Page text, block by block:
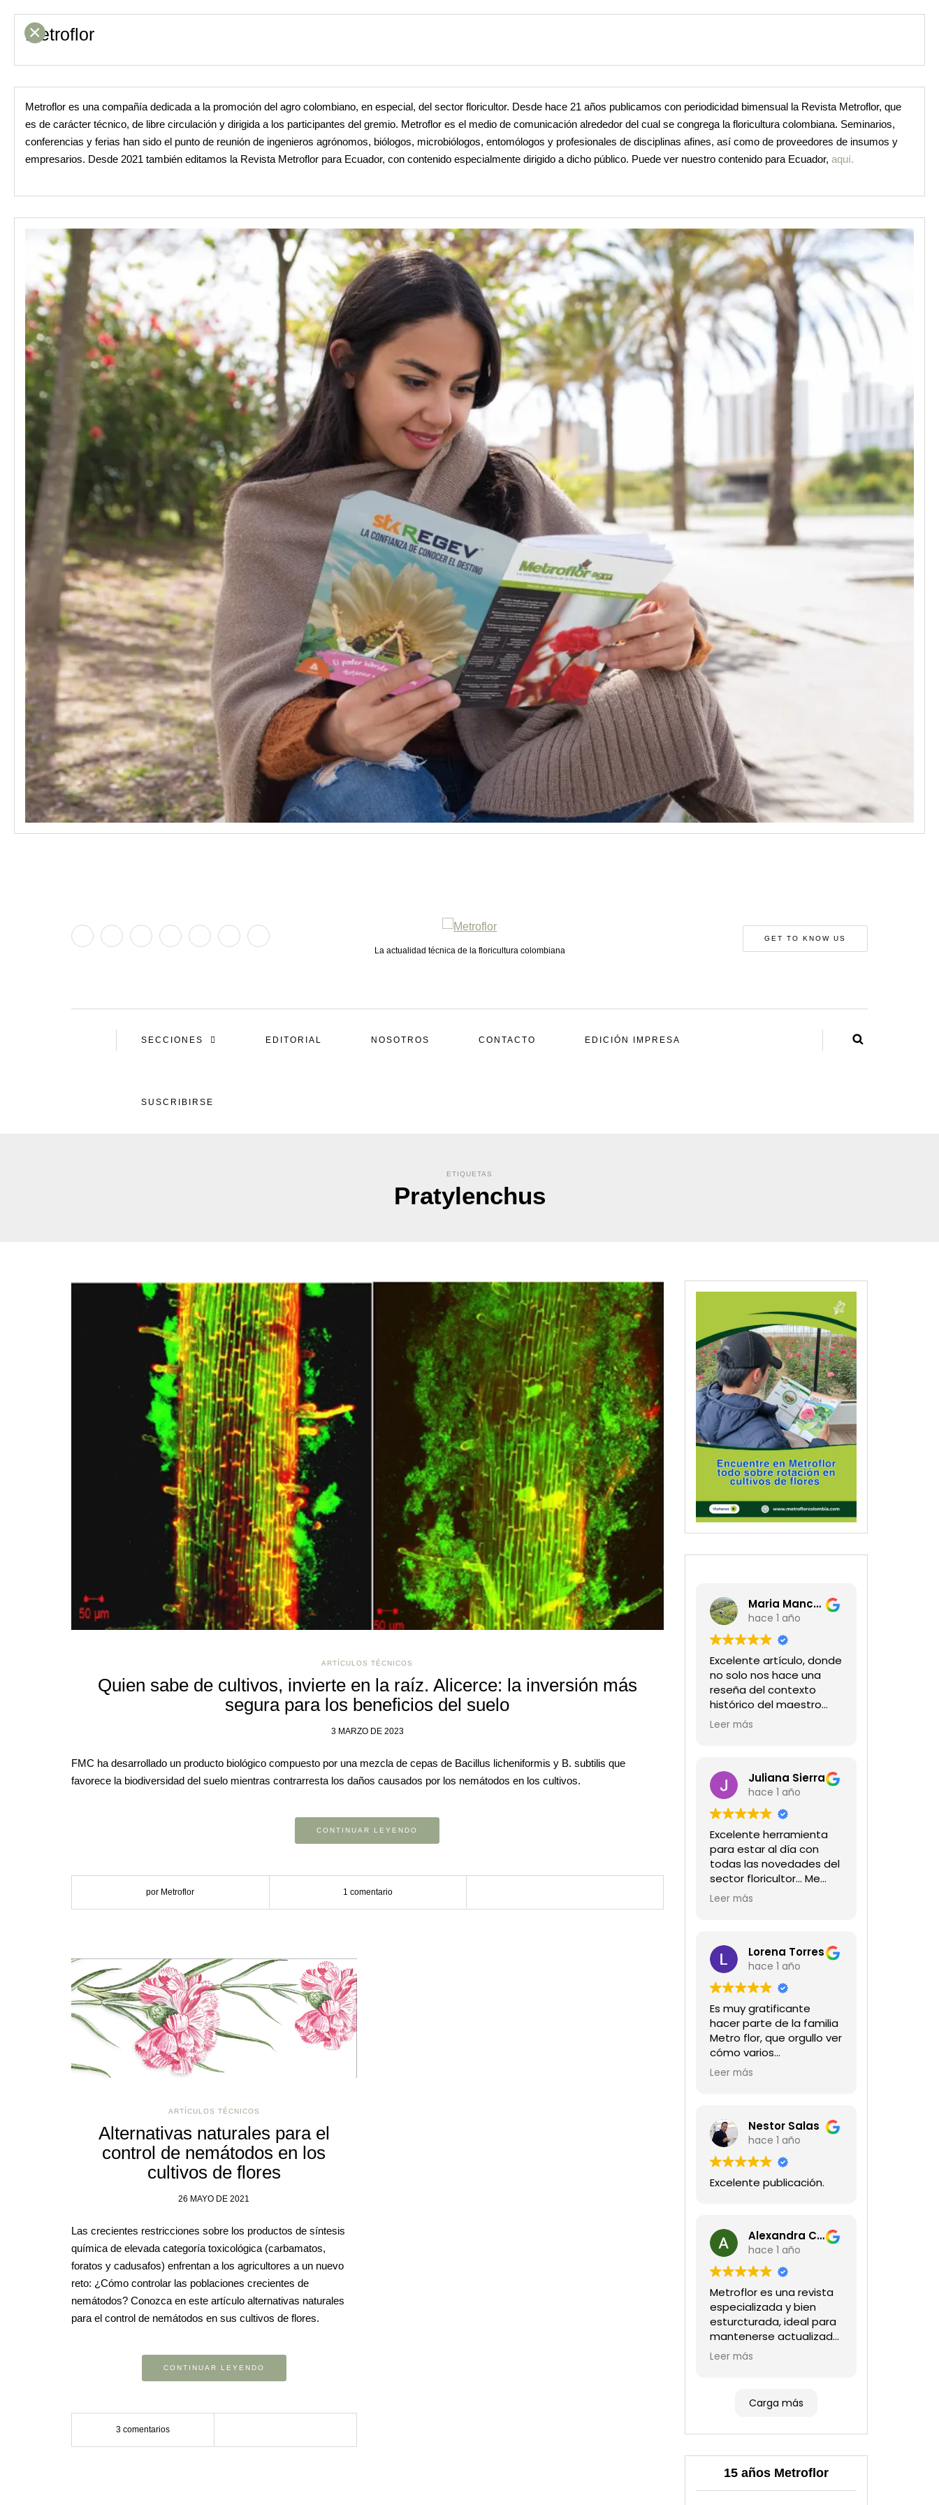
×
Metroflor
Metroflor es una compañía dedicada a la promoción del agro colombiano, en especial, del sector floricultor. Desde hace 21 años publicamos con periodicidad bimensual la Revista Metroflor, que
es de carácter técnico, de libre circulación y dirigida a los participantes del gremio. Metroflor es el medio de comunicación alrededor del cual se congrega la floricultura colombiana. Seminarios,
conferencias y ferias han sido el punto de reunión de ingenieros agrónomos, biólogos, microbiólogos, entomólogos y profesionales de disciplinas afines, así como de proveedores de insumos y
empresarios. Desde 2021 también editamos la Revista Metroflor para Ecuador, con contenido especialmente dirigido a dicho público. Puede ver nuestro contenido para Ecuador, aquí.
La actualidad técnica de la floricultura colombiana
GET TO KNOW US
SECCIONES EDITORIAL NOSOTROS CONTACTO EDICIÓN IMPRESA
SUSCRIBIRSE
ETIQUETAS
Pratylenchus
ARTÍCULOS TÉCNICOS
Quien sabe de cultivos, invierte en la raíz. Alicerce: la inversión más
segura para los beneficios del suelo
3 MARZO DE 2023
FMC ha desarrollado un producto biológico compuesto por una mezcla de cepas de Bacillus licheniformis y B. subtilis que
favorece la biodiversidad del suelo mientras contrarresta los daños causados por los nemátodos en los cultivos.
CONTINUAR LEYENDO
por Metroflor 1 comentario
ARTÍCULOS TÉCNICOS
Alternativas naturales para el
control de nemátodos en los
cultivos de flores
26 MAYO DE 2021
Las crecientes restricciones sobre los productos de síntesis
química de elevada categoría toxicológica (carbamatos,
foratos y cadusafos) enfrentan a los agricultores a un nuevo
reto: ¿Cómo controlar las poblaciones crecientes de
nemátodos? Conozca en este artículo alternativas naturales
para el control de nemátodos en sus cultivos de flores.
CONTINUAR LEYENDO
3 comentarios
Maria Mancera
hace 1 año
Excelente artículo, donde
no solo nos hace una
reseña del contexto
histórico del maestro
jardinero japonés si no
Felicitaciones!!
Leer más
Juliana Sierra
hace 1 año
Excelente herramienta
para estar al día con
todas las novedades del
sector floricultor... Me
encanta!!!
Leer más
Lorena Torres
hace 1 año
Es muy gratificante
hacer parte de la familia
Metro flor, que orgullo ver
cómo varios
profesionales hombres y
técnicas. Gracias por
mantenernos al día.mil
GRACIAS
Leer más
Nestor Salas
hace 1 año
Excelente publicación.
Alexandra Castillo
hace 1 año
Metroflor es una revista
especializada y bien
esturcturada, ideal para
mantenerse actualizado
en el sector floricultor.
información práctica y
estratégica, las
sector así como los
cubrimientos de los
eventos sociales de las
Leer más
Carga más
15 años Metroflor